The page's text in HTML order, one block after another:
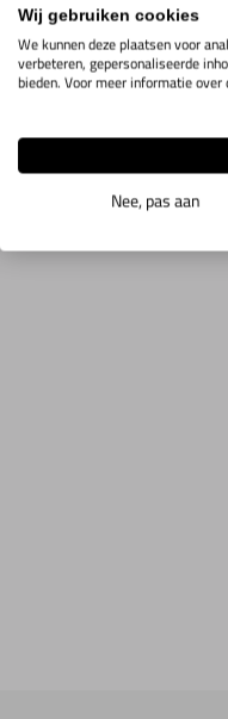
Wij gebruiken cookies
We kunnen deze plaatsen voor
verbeteren, gepersonaliseerde
bieden. Voor meer informatie
Nee, pas aan